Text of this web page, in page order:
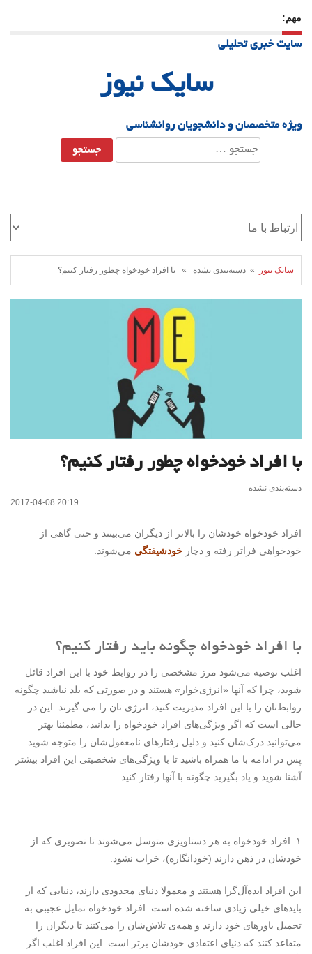
مهم:
21 دسامبر 25
سایت خبری تحلیلی
سایک نیوز
ویژه متخصصان و دانشجویان روانشناسی
جستجو
برای:
سایک نیوز » دسته‌بندی نشده » با افراد خودخواه چطور رفتار کنیم؟
با افراد خودخواه چطور رفتار کنیم؟
دسته‌بندی نشده
2017-04-08 20:19
افراد خودخواه خودشان را بالاتر از دیگران می‌بینند و حتی گاهی از
خودخواهی فراتر رفته و دچار خودشیفتگی می‌شوند.
با افراد خودخواه چگونه باید رفتار کنیم؟
اغلب توصیه می‌شود مرز مشخصی را در روابط خود با این افراد قائل
شوید، چرا که آنها «انرژی‌خوار» هستند و در صورتی که بلد نباشید چگونه
روابط‌تان را با این افراد مدیریت کنید، انرژی تان را می گیرند. این در
حالی است که اگر ویژگی‌های افراد خودخواه را بدانید، مطمئنا بهتر
می‌توانید درک‌شان کنید و دلیل رفتارهای نامعقول‌شان را متوجه شوید.
پس در ادامه با ما همراه باشید تا با ویژگی‌های شخصیتی این افراد بیشتر
آشنا شوید و یاد بگیرید چگونه با آنها رفتار کنید.
۱. افراد خودخواه به هر دستاویزی متوسل می‌شوند تا تصویری که از
خودشان در ذهن دارند (خودانگاره)، خراب نشود.
این افراد ایده‌آل‌گرا هستند و معمولا دنیای محدودی دارند، دنیایی که از
بایدهای خیلی زیادی ساخته‌ شده است. افراد خودخواه تمایل عجیبی به
تحمیل باورهای خود دارند و همه‌ی تلاش‌شان را می‌کنند تا دیگران را
متقاعد کنند که دنیای اعتقادی خودشان برتر است. این افراد اغلب اگر